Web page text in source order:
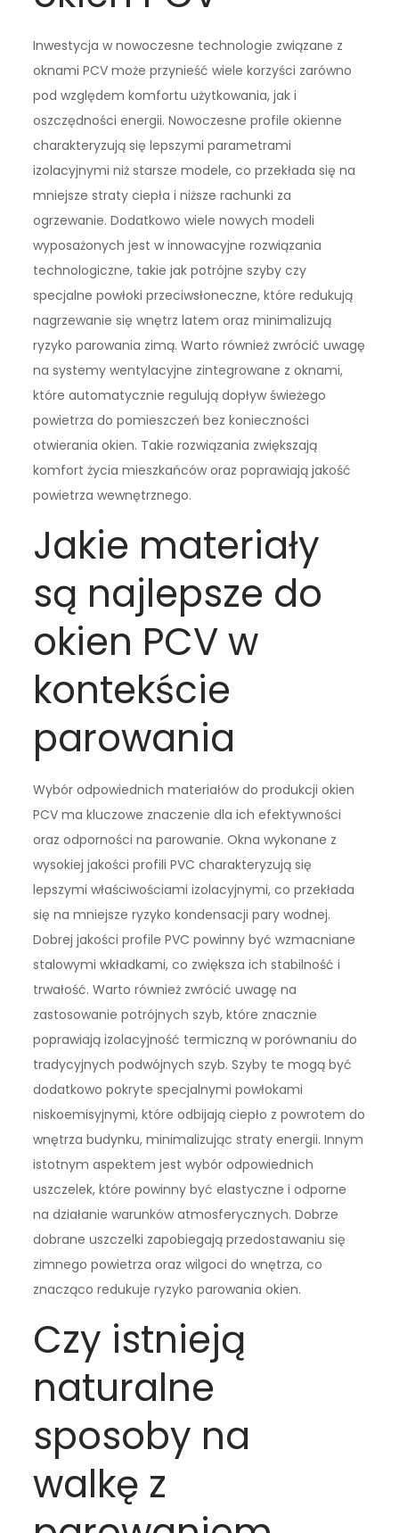
Inwestycja w nowoczesne technologie związane z
oknami PCV może przynieść wiele korzyści zarówno
pod względem komfortu użytkowania, jak i
oszczędności energii. Nowoczesne profile okienne
charakteryzują się lepszymi parametrami
izolacyjnymi niż starsze modele, co przekłada się na
mniejsze straty ciepła i niższe rachunki za
ogrzewanie. Dodatkowo wiele nowych modeli
wyposażonych jest w innowacyjne rozwiązania
technologiczne, takie jak potrójne szyby czy
specjalne powłoki przeciwsłoneczne, które redukują
nagrzewanie się wnętrz latem oraz minimalizują
ryzyko parowania zimą. Warto również zwrócić uwagę
na systemy wentylacyjne zintegrowane z oknami,
które automatycznie regulują dopływ świeżego
powietrza do pomieszczeń bez konieczności
otwierania okien. Takie rozwiązania zwiększają
komfort życia mieszkańców oraz poprawiają jakość
powietrza wewnętrznego.
Jakie materiały
są najlepsze do
okien PCV w
kontekście
parowania
Wybór odpowiednich materiałów do produkcji okien
PCV ma kluczowe znaczenie dla ich efektywności
oraz odporności na parowanie. Okna wykonane z
wysokiej jakości profili PVC charakteryzują się
lepszymi właściwościami izolacyjnymi, co przekłada
się na mniejsze ryzyko kondensacji pary wodnej.
Dobrej jakości profile PVC powinny być wzmacniane
stalowymi wkładkami, co zwiększa ich stabilność i
trwałość. Warto również zwrócić uwagę na
zastosowanie potrójnych szyb, które znacznie
poprawiają izolacyjność termiczną w porównaniu do
tradycyjnych podwójnych szyb. Szyby te mogą być
dodatkowo pokryte specjalnymi powłokami
niskoemisyjnymi, które odbijają ciepło z powrotem do
wnętrza budynku, minimalizując straty energii. Innym
istotnym aspektem jest wybór odpowiednich
uszczelek, które powinny być elastyczne i odporne
na działanie warunków atmosferycznych. Dobrze
dobrane uszczelki zapobiegają przedostawaniu się
zimnego powietrza oraz wilgoci do wnętrza, co
znacząco redukuje ryzyko parowania okien.
Czy istnieją
naturalne
sposoby na
walkę z